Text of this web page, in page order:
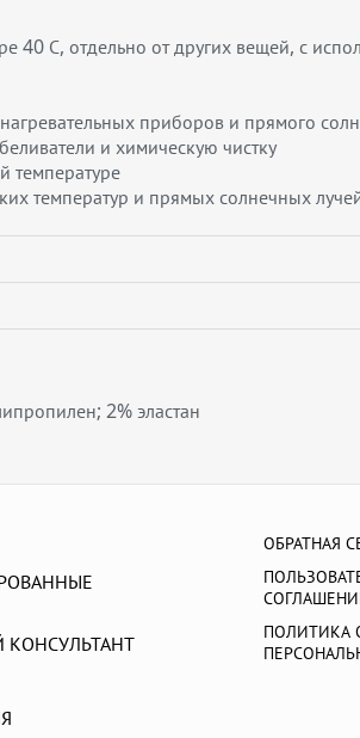
40 С, отдельно от других вещей, с
приборов и прямого
и химическую чистку
температуре
температур и прямых солнечных
2% эластан
КОНСУЛЬТАНТ
ОБРАТНАЯ
ПОЛИТИКА